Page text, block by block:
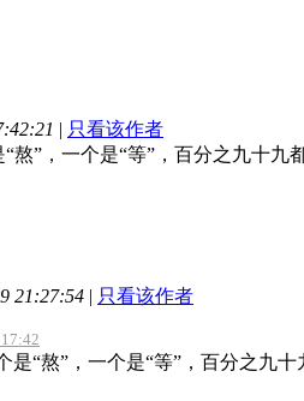
| 只看该作者
熬”，一个是“等”，百分之九十九
21:27:54 | 只看该作者
是“熬”，一个是“等”，百分之九